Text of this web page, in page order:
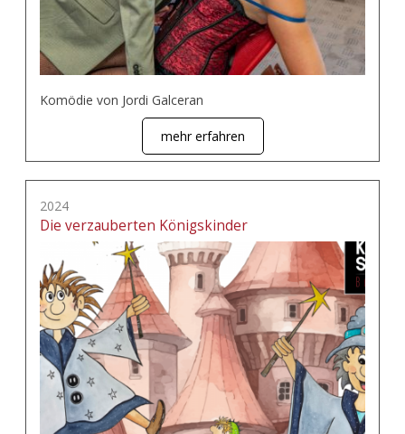
Komödie von Jordi Galceran
mehr erfahren
2024
Die verzauberten Königskinder